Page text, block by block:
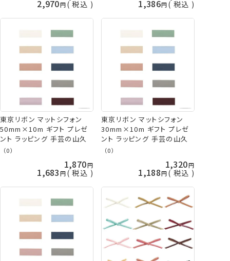
2,970 税込 1,386 税込
東京リボン マットシフォン
50mm×10m ギフト プレゼ
ント ラッピング 手芸の山久
（0）
1,870
1,683 税込
東京リボン マットシフォン
30mm×10m ギフト プレゼ
ント ラッピング 手芸の山久
（0）
1,320
1,188 税込